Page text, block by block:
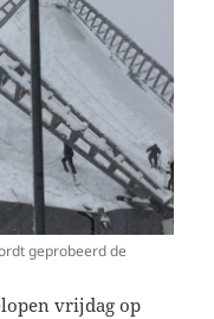
geprobeerd de
vrijdag op